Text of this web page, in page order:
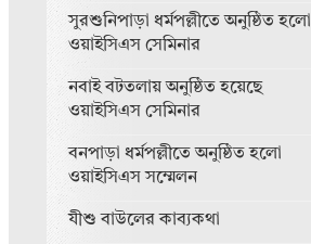
সুরশুনিপাড়া ধর্মপল্লীতে অনুষ্ঠিত হলো
ওয়াইসিএস সেমিনার
নবাই বটতলায় অনুষ্ঠিত হয়েছে
ওয়াইসিএস সেমিনার
বনপাড়া ধর্মপল্লীতে অনুষ্ঠিত হলো
ওয়াইসিএস সম্মেলন
যীশু বাউলের কাব্যকথা